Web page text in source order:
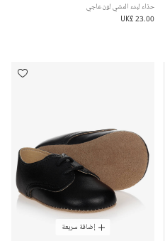
حذاء لبدء المشي لون عاجي
UK£ 23.00
إضافة سريعة